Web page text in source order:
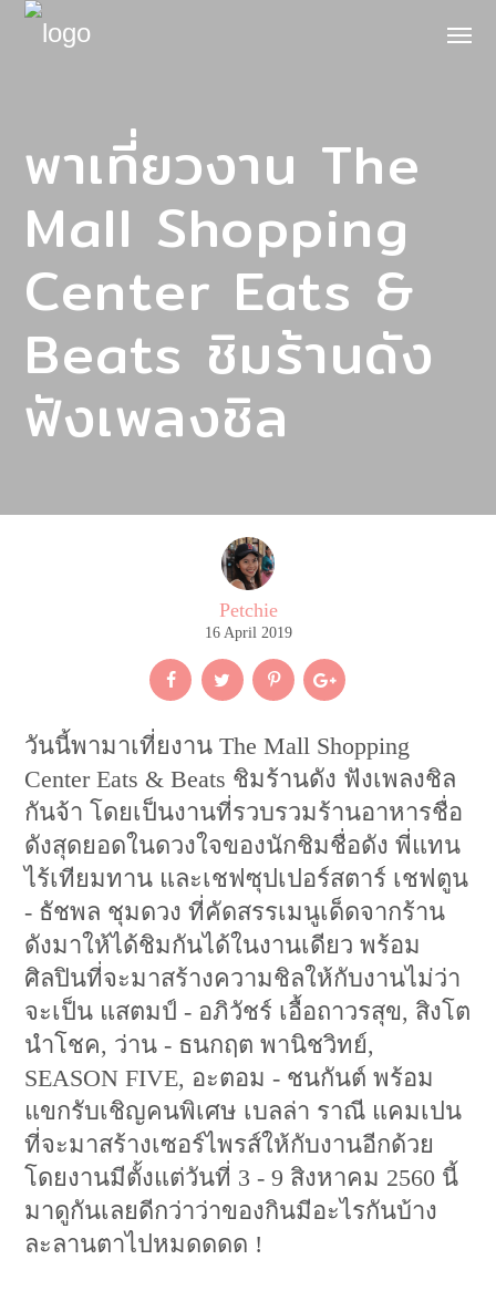
พาเที่ยวงาน The
Mall Shopping
Center Eats &
Beats ชิมร้านดัง
ฟังเพลงชิล
Petchie
16 April 2019
วันนี้พามาเที่ยงาน The Mall Shopping
Center Eats & Beats ชิมร้านดัง ฟังเพลงชิล
กันจ้า โดยเป็นงานที่รวบรวมร้านอาหารชื่อ
ดังสุดยอดในดวงใจของนักชิมชื่อดัง พี่แทน
ไร้เทียมทาน และเชฟซุปเปอร์สตาร์ เชฟตูน
- ธัชพล ชุมดวง ที่คัดสรรเมนูเด็ดจากร้าน
ดังมาให้ได้ชิมกันได้ในงานเดียว พร้อม
ศิลปินที่จะมาสร้างความชิลให้กับงานไม่ว่า
จะเป็น แสตมป์ - อภิวัชร์ เอื้อถาวรสุข, สิงโต
นำโชค, ว่าน - ธนกฤต พานิชวิทย์,
SEASON FIVE, อะตอม - ชนกันต์ พร้อม
แขกรับเชิญคนพิเศษ เบลล่า ราณี แคมเปน
ที่จะมาสร้างเซอร์ไพรส์ให้กับงานอีกด้วย
โดยงานมีตั้งแต่วันที่ 3 - 9 สิงหาคม 2560 นี้
มาดูกันเลยดีกว่าว่าของกินมีอะไรกันบ้าง
ละลานตาไปหมดดดด !